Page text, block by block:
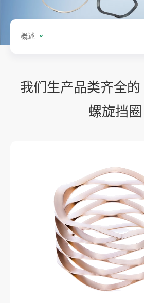
概述
我们生产品类齐全的
螺旋挡圈